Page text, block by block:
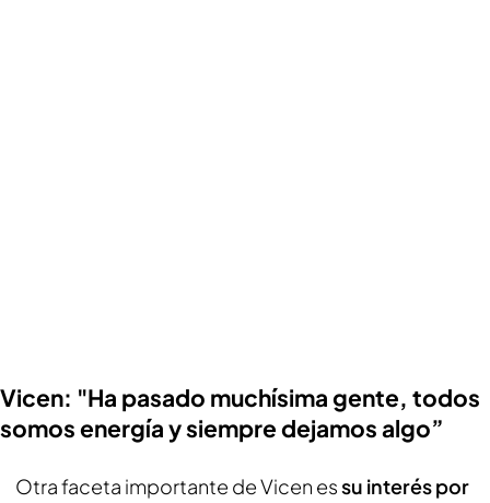
Vicen: "Ha pasado muchísima gente, todos
somos energía y siempre dejamos algo”
Otra faceta importante de Vicen essu interés por